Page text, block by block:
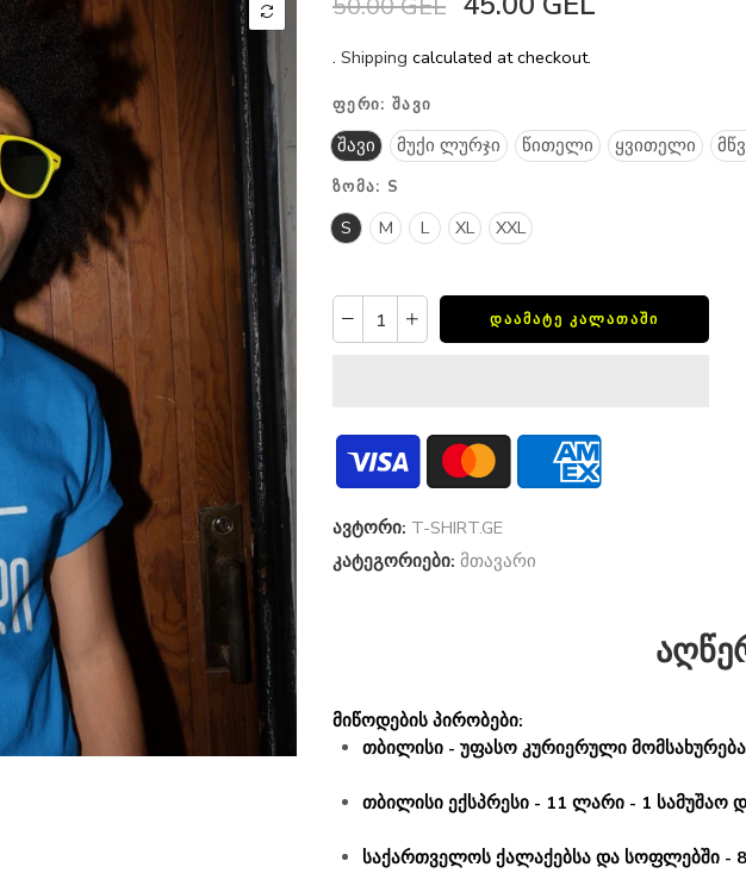
. Shipping calculated at checkout.
ᲤᲔᲠᲘ: ᲨᲐᲕᲘ
შავი მუქი ლურჯი წითელი ყვითელი
ᲖᲝᲛᲐ: S
S M L XL XXL
ᲓᲐᲐᲛᲐᲢᲔ ᲙᲐᲚᲐᲗᲐᲨᲘ
ავტორი: T-SHIRT.GE
კატეგორიები: მთავარი
მიწოდების პირობები:
თბილისი - უფასო კურიერული
თბილისი ექსპრესი - 11 ლარი - 1 სამუშაო
საქართველოს ქალაქებსა და სოფლებში -